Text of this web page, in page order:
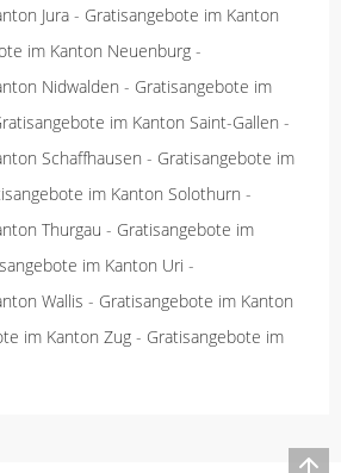
Jura - Gratisangebote im Kanton
im Kanton Neuenburg -
Nidwalden - Gratisangebote im
im Kanton Saint-Gallen -
Schaffhausen - Gratisangebote im
im Kanton Solothurn -
Thurgau - Gratisangebote im
im Kanton Uri -
Wallis - Gratisangebote im Kanton
im Kanton Zug - Gratisangebote im